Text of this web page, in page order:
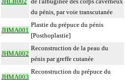
du pénis, par voie transcutanée
JHMA001
Plastie du prépuce du pénis
[Posthoplastie]
JHMA002
Reconstruction de la peau du
pénis par greffe cutanée
JHMA003
Reconstruction du prépuce du